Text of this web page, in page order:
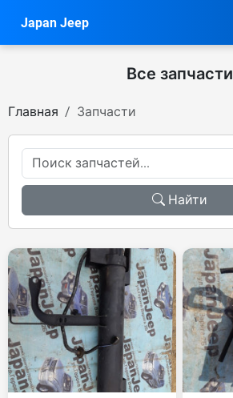
Japan Jeep
Все запчасти
Главная Запчасти
Найти